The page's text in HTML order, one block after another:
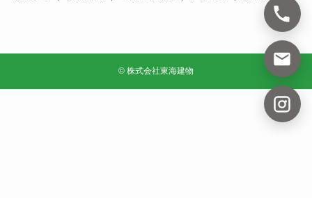
© 株式会社東海建物